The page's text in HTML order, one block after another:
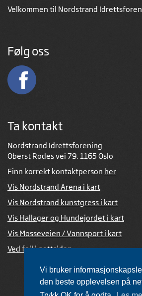
Vi bruker
den beste opplevelsen på
Velkommen til Nordstrand
Følg oss
Ta kontakt
Nordstrand Idrettsforening
Oberst Rodes vei 79, 1165 Oslo
Finn korrekt kontaktperson her
Vis Nordstrand Arena i kart
Vis Nordstrand kunstgress i kart
Vis Hallager og Hundejordet i kart
Vis Mosseveien / Vannsport i kart
Ved feil i nettsiden